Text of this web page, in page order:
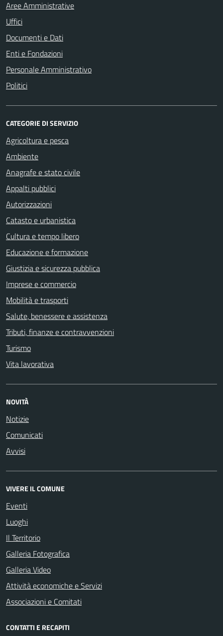
Aree Amministrative
Uffici
Documenti e Dati
Enti e Fondazioni
Personale Amministrativo
Politici
CATEGORIE DI SERVIZIO
Agricoltura e pesca
Ambiente
Anagrafe e stato civile
Appalti pubblici
Autorizzazioni
Catasto e urbanistica
Cultura e tempo libero
Educazione e formazione
Giustizia e sicurezza pubblica
Imprese e commercio
Mobilità e trasporti
Salute, benessere e assistenza
Tributi, finanze e contravvenzioni
Turismo
Vita lavorativa
NOVITÀ
Notizie
Comunicati
Avvisi
VIVERE IL COMUNE
Eventi
Luoghi
Il Territorio
Galleria Fotografica
Galleria Video
Attività economiche e Servizi
Associazioni e Comitati
CONTATTI E RECAPITI